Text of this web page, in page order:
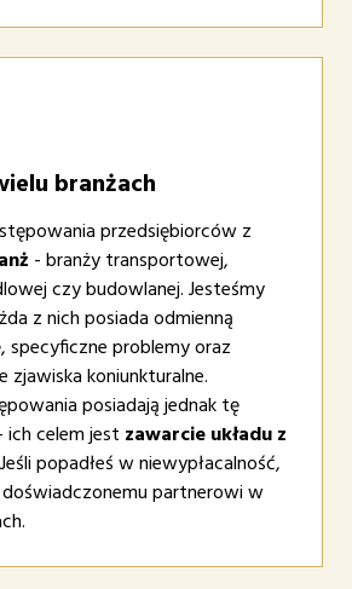
branżach
przedsiębiorców z
- branży transportowej,
czy budowlanej. Jesteśmy
z nich posiada odmienną
specyficzne problemy oraz
zjawiska koniunkturalne.
posiadają jednak tę
celem jest zawarcie układu z
popadłeś w niewypłacalność,
partnerowi w